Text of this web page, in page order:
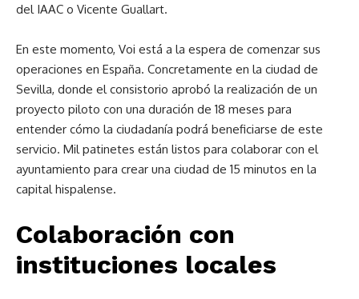
del IAAC o Vicente Guallart.
En este momento, Voi está a la espera de comenzar sus
operaciones en España. Concretamente en la ciudad de
Sevilla, donde el consistorio aprobó la realización de un
proyecto piloto con una duración de 18 meses para
entender cómo la ciudadanía podrá beneficiarse de este
servicio. Mil patinetes están listos para colaborar con el
ayuntamiento para crear una ciudad de 15 minutos en la
capital hispalense.
Colaboración con
instituciones locales